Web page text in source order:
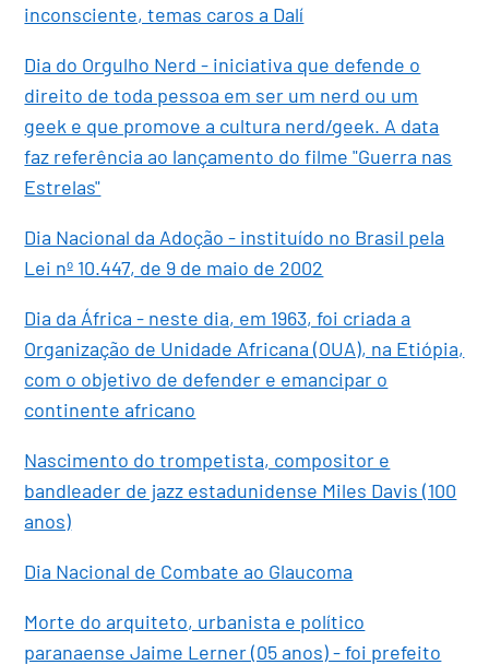
inconsciente, temas caros a Dalí
Dia do Orgulho Nerd - iniciativa que defende o
direito de toda pessoa em ser um nerd ou um
geek e que promove a cultura nerd/geek. A data
faz referência ao lançamento do filme "Guerra nas
Estrelas"
Dia Nacional da Adoção - instituído no Brasil pela
Lei nº 10.447, de 9 de maio de 2002
Dia da África - neste dia, em 1963, foi criada a
Organização de Unidade Africana (OUA), na Etiópia,
com o objetivo de defender e emancipar o
continente africano
Nascimento do trompetista, compositor e
bandleader de jazz estadunidense Miles Davis (100
anos)
Dia Nacional de Combate ao Glaucoma
Morte do arquiteto, urbanista e político
paranaense Jaime Lerner (05 anos) - foi prefeito